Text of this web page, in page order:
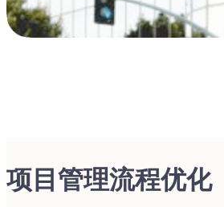
项目管理流程优化